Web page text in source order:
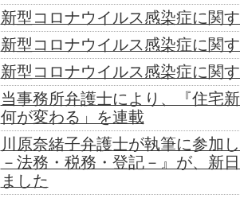
新型コロナウイルス感染症に関
新型コロナウイルス感染症に関
新型コロナウイルス感染症に関
当事務所弁護士により、『住宅
何が変わる」を連載
川原奈緒子弁護士が執筆に参加
－法務・税務・登記－』が、新
ました